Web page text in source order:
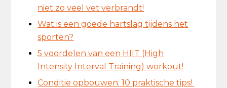
niet zo veel vet verbrandt!
Wat is een goede hartslag tijdens het
sporten?
5 voordelen van een HIIT (High
Intensity Interval Training) workout!
Conditie opbouwen: 10 praktische tips!